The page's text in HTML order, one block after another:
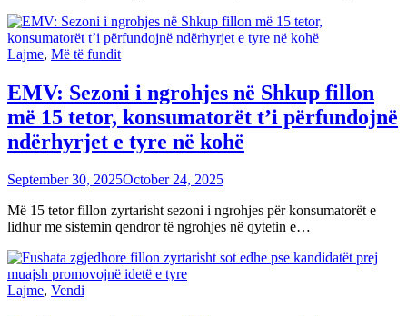
Lajme, Më të fundit
EMV: Sezoni i ngrohjes në Shkup fillon
më 15 tetor, konsumatorët t’i përfundojnë
ndërhyrjet e tyre në kohë
September 30, 2025October 24, 2025
Më 15 tetor fillon zyrtarisht sezoni i ngrohjes për konsumatorët e
lidhur me sistemin qendror të ngrohjes në qytetin e…
Lajme, Vendi